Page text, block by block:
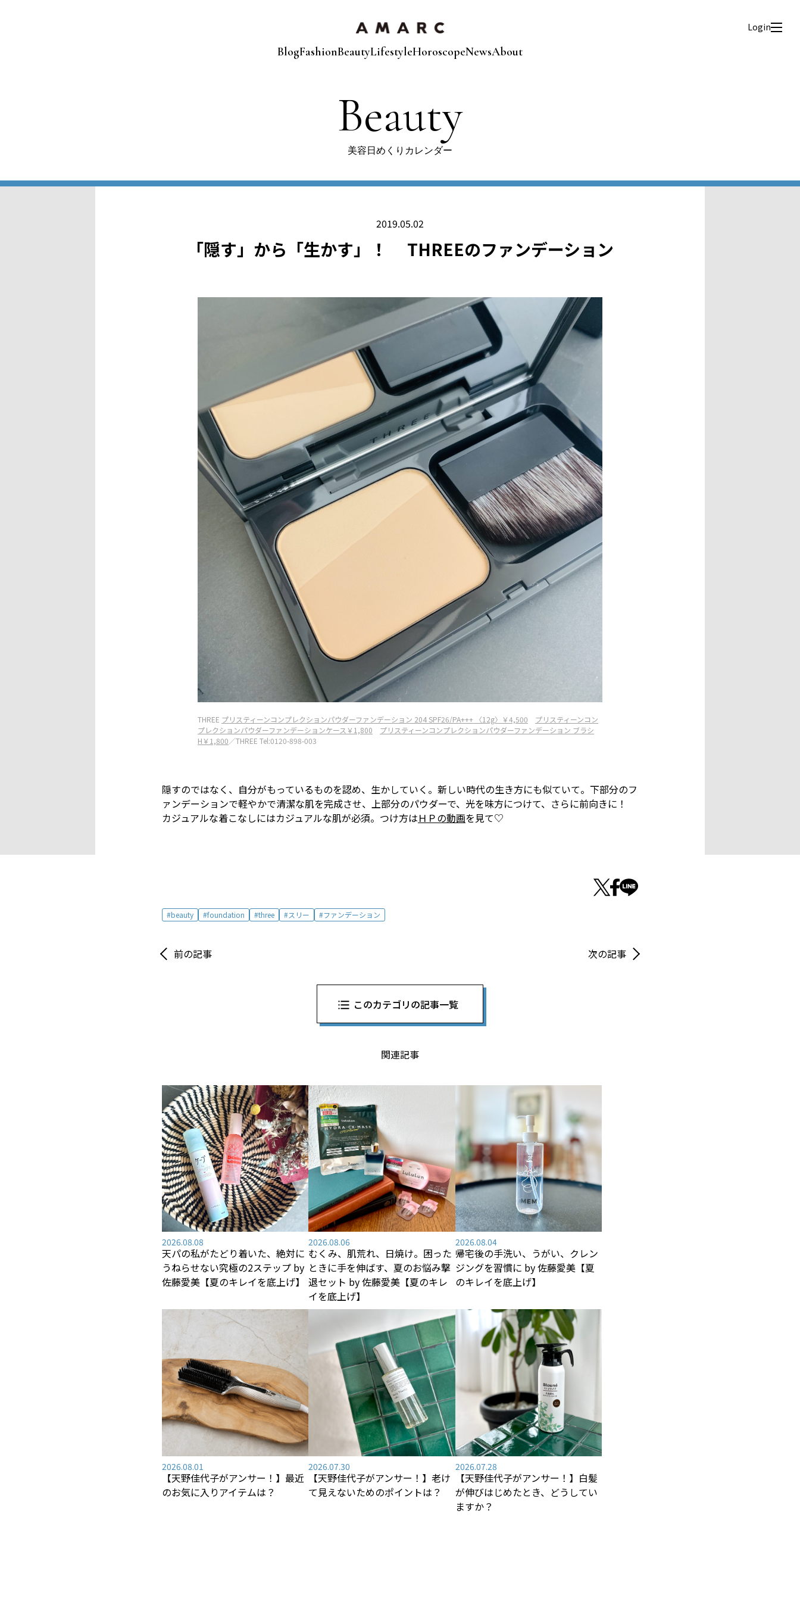
BlogFashionBeautyLifestyleHoroscopeNewsAbout
Login
Beauty
美容日めくりカレンダー
2019.05.02
「隠す」から「生かす」！ THREEのファンデーション
THREE プリスティーンコンプレクションパウダーファンデーション 204 SPF26/PA+++ 〈12g〉￥4,500
プリスティーンコン
プレクションパウダーファンデーションケース￥1,800
プリスティーンコンプレクションパウダーファンデーション ブラシ
H￥1,800／THREE Tel:0120-898-003
隠すのではなく、自分がもっているものを認め、生かしていく。新しい時代の生き方にも似ていて。下部分のフ
ァンデーションで軽やかで清潔な肌を完成させ、上部分のパウダーで、光を味方につけて、さらに前向きに！
カジュアルな着こなしにはカジュアルな肌が必須。つけ方はＨＰの動画を見て♡
beauty foundation three スリー ファンデーション
前の記事 次の記事
このカテゴリの記事一覧
関連記事
2026.08.08
天パの私がたどり着いた、絶対に
うねらせない究極の2ステップ by
佐藤愛美【夏のキレイを底上げ】
2026.08.06
むくみ、肌荒れ、日焼け――。困った
ときに手を伸ばす、夏のお悩み撃
退セット by 佐藤愛美【夏のキレ
イを底上げ】
2026.08.04
帰宅後の手洗い、うがい、クレン
ジングを習慣に by 佐藤愛美【夏
のキレイを底上げ】
2026.08.01
【天野佳代子がアンサー！】最近
のお気に入りアイテムは？
2026.07.30
【天野佳代子がアンサー！】老け
て見えないためのポイントは？
2026.07.28
【天野佳代子がアンサー！】白髪
が伸びはじめたとき、どうしてい
ますか？